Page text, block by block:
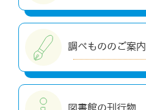
調べもののご案内
図書館の刊行物